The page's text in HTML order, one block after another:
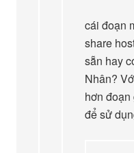
cái đoạn
share
sẵn hay
Nhân?
hơn
để sử